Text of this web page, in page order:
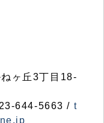
ヶ丘3丁目18-
644-5663 / t